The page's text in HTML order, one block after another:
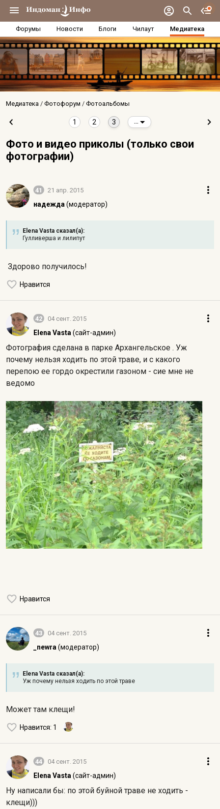
Форумы Новости Блоги Чилаут Медиатека
Медиатека Фотофорум Фотоальбомы
1 2 3
Фото и видео приколы (только свои
фотографии)
41 21 апр. 2015
надежда (модератор)
Elena Vasta сказал(а):
Гулливерша и лилипут
Здорово получилось!
Нравится
42 04 сент. 2015
Elena Vasta (сайт-админ)
Фотография сделана в парке Архангельское . Уж
почему нельзя ходить по этой траве, и с какого
перепою ее гордо окрестили газоном - сие мне не
ведомо
Нравится
43 04 сент. 2015
_newra (модератор)
Elena Vasta сказал(а):
Уж почему нельзя ходить по этой траве
Может там клещи!
Нравится: 1
44 04 сент. 2015
Elena Vasta (сайт-админ)
Ну написали бы: по этой буйной траве не ходить -
клещи)))